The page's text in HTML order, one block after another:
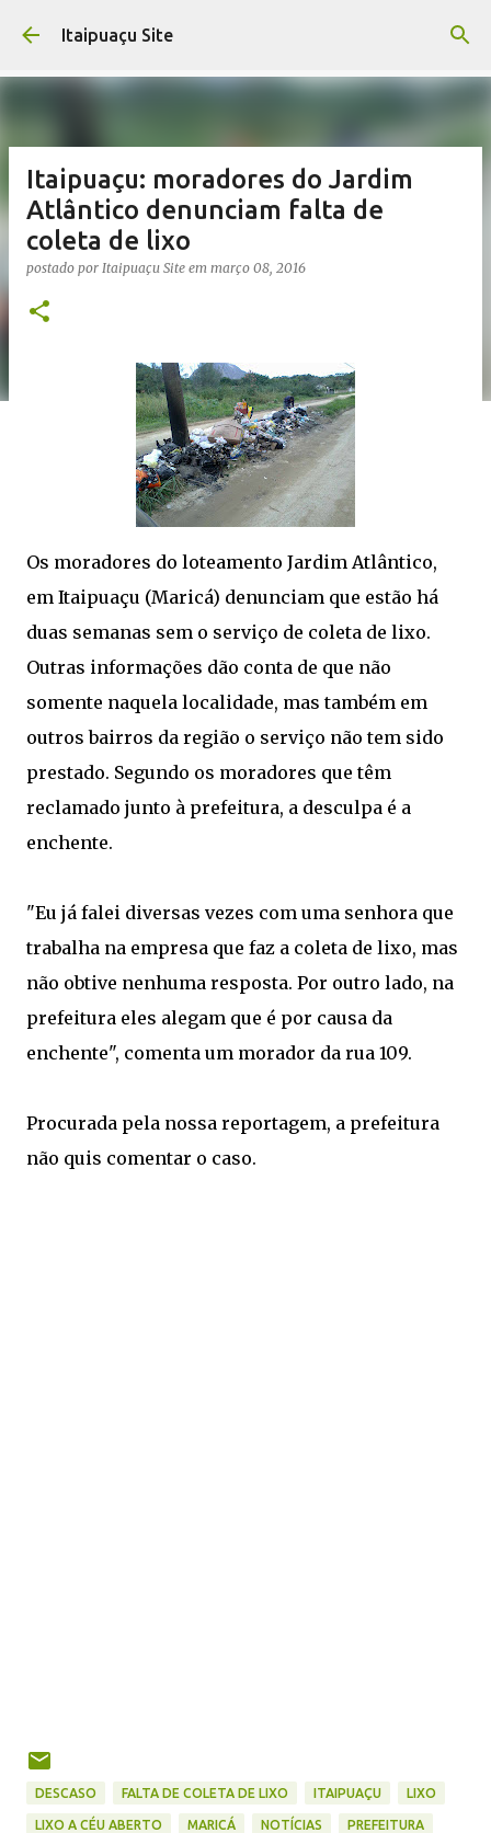
Pular para o conteúdo principal
Itaipuaçu Site
Itaipuaçu: moradores do Jardim
Atlântico denunciam falta de
coleta de lixo
postado por Itaipuaçu Site em março 08, 2016
Os moradores do loteamento Jardim Atlântico,
em Itaipuaçu (Maricá) denunciam que estão há
duas semanas sem o serviço de coleta de lixo.
Outras informações dão conta de que não
somente naquela localidade, mas também em
outros bairros da região o serviço não tem sido
prestado. Segundo os moradores que têm
reclamado junto à prefeitura, a desculpa é a
enchente.
"Eu já falei diversas vezes com uma senhora que
trabalha na empresa que faz a coleta de lixo, mas
não obtive nenhuma resposta. Por outro lado, na
prefeitura eles alegam que é por causa da
enchente", comenta um morador da rua 109.
Procurada pela nossa reportagem, a prefeitura
não quis comentar o caso.
DESCASO FALTA DE COLETA DE LIXO ITAIPUAÇU LIXO
LIXO A CÉU ABERTO MARICÁ NOTÍCIAS PREFEITURA